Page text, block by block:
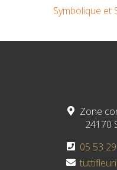
Symbolique et
Zone
24170
05 53